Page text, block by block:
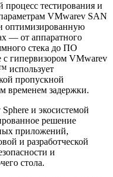
тестирования и
VMwarev SAN
оптимизированную
— от аппаратного
стека до ПО
гипервизором VMwarev
использует
пропускной
временем задержки.
и экосистемой
решение
приложений,
и разработческой
и
стола.